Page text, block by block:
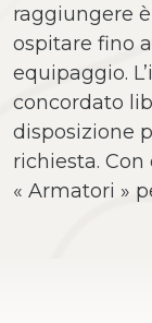
raggiungere
ospitare fino
equipaggio.
concordato
disposizione
richiesta.
« Armatori »